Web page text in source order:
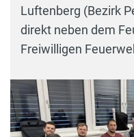
Luftenberg (Bezirk
direkt neben dem
Freiwilligen